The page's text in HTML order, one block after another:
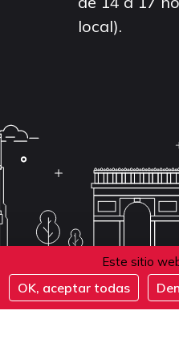
Este sitio
OK, aceptar todas
local).
Politique de